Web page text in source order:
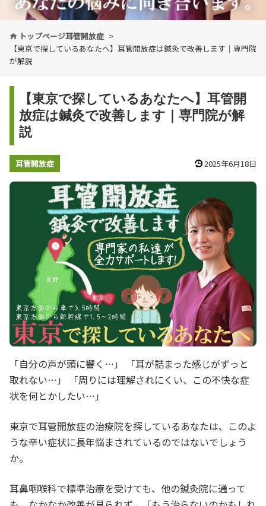
トップページ耳管開放症
【東京で探しているあなたへ】耳管開放症は鍼灸で改善します｜専門院
が解説
【東京で探しているあなたへ】耳管開
放症は鍼灸で改善します｜専門院が解
説
耳管開放症 2025年6月18日
「自分の声が頭に響く…」 「耳が詰まった感じがずっと
取れない…」 「周りには理解されにくい、この不快な症
状を何とかしたい…」
東京で耳管開放症の治療院を探しているあなたは、このよ
うな辛い症状に長年悩まされているのではないでしょう
か。
耳鼻咽喉科で標準治療を受けても、他の鍼灸院に通って